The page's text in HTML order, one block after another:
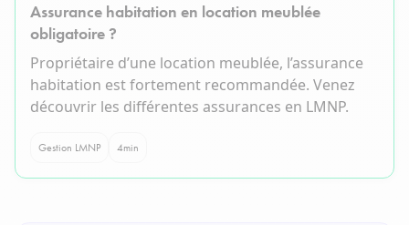
Assurance habitation en location meublée
obligatoire ?
Propriétaire d’une location meublée, l’assurance
habitation est fortement recommandée. Venez
découvrir les différentes assurances en LMNP.
Gestion LMNP 4min